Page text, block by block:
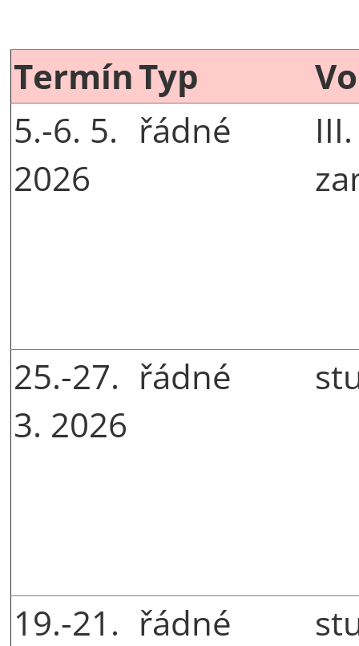
TermínTyp
5.-6. 5.
2026
řádné
25.-27.
3. 2026
řádné
19.-21. řádné